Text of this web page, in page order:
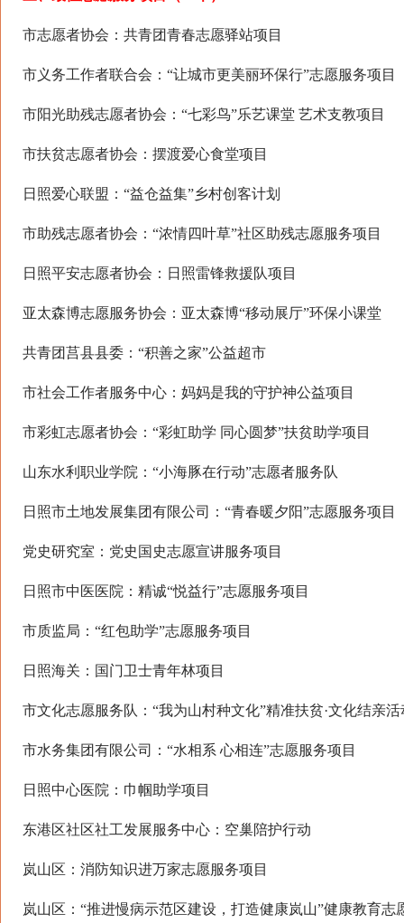
市志愿者协会：共青团青春志愿驿站项目
市义务工作者联合会：“让城市更美丽环保行”志愿服务项目
市阳光助残志愿者协会：“七彩鸟”乐艺课堂 艺术支教项目
市扶贫志愿者协会：摆渡爱心食堂项目
日照爱心联盟：“益仓益集”乡村创客计划
市助残志愿者协会：“浓情四叶草”社区助残志愿服务项目
日照平安志愿者协会：日照雷锋救援队项目
亚太森博志愿服务协会：亚太森博“移动展厅”环保小课堂
共青团莒县县委：“积善之家”公益超市
市社会工作者服务中心：妈妈是我的守护神公益项目
市彩虹志愿者协会：“彩虹助学 同心圆梦”扶贫助学项目
山东水利职业学院：“小海豚在行动”志愿者服务队
日照市土地发展集团有限公司：“青春暖夕阳”志愿服务项目
党史研究室：党史国史志愿宣讲服务项目
日照市中医医院：精诚“悦益行”志愿服务项目
市质监局：“红包助学”志愿服务项目
日照海关：国门卫士青年林项目
市文化志愿服务队：“我为山村种文化”精准扶贫·文化结亲活
市水务集团有限公司：“水相系 心相连”志愿服务项目
日照中心医院：巾帼助学项目
东港区社区社工发展服务中心：空巢陪护行动
岚山区：消防知识进万家志愿服务项目
岚山区：“推进慢病示范区建设，打造健康岚山”健康教育志